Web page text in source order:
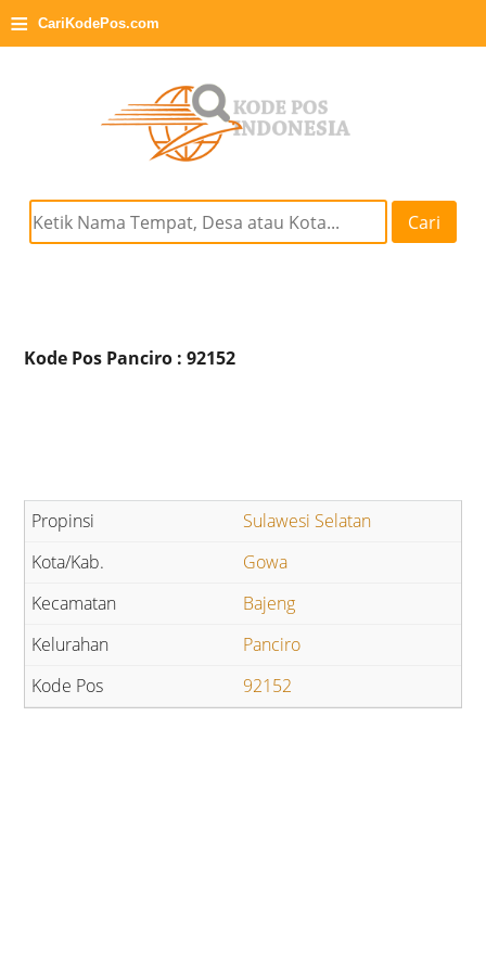
≡ CariKodePos.com
Cari
Kode Pos Panciro : 92152
Sulawesi Selatan
Gowa
Bajeng
Panciro
92152